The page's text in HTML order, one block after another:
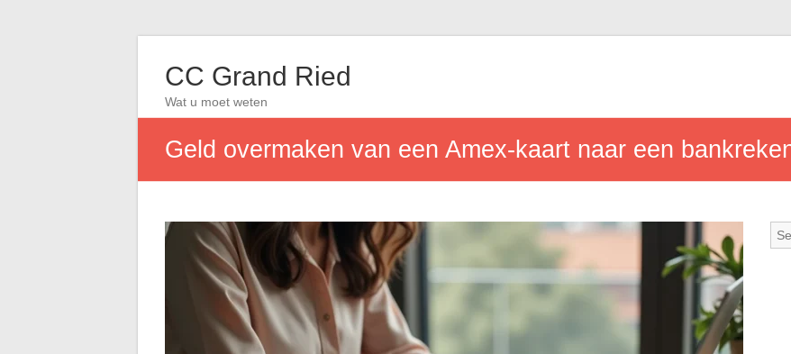
CC Grand Ried
Wat u moet weten
Geld overmaken van een Amex-kaart naar een